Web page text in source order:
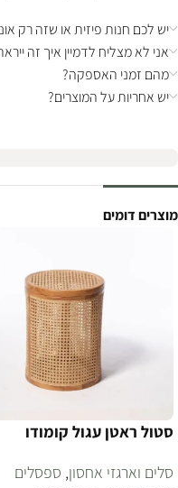
יש לכם חנות פיזית או שזה רק
אני לא מצליח לדמיין איך זה
מהם זמני האספקה?
יש אחריות על המוצרים?
מוצרים דומים
סטול ראטן עגול קומודו
סלים וארגזי אחסון, ספסלים